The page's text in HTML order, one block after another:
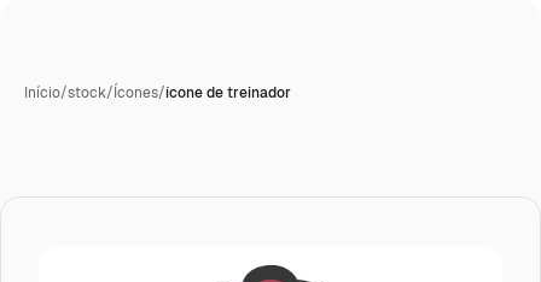
Início/stock/Ícones/ícone de treinador